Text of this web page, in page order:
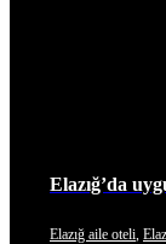
Elazığ’da
Elazığ aile oteli